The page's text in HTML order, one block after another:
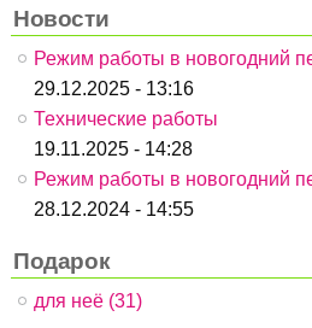
Новости
Режим работы в новогодний
29.12.2025 - 13:16
Технические работы
19.11.2025 - 14:28
Режим работы в новогодний
28.12.2024 - 14:55
Подарок
для неё (31)